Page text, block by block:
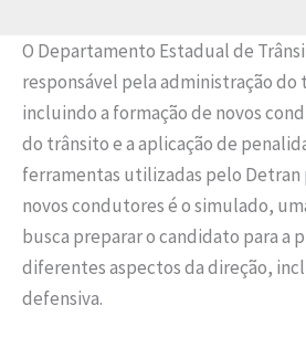
O Departamento Estadual de
responsável pela administração do
incluindo a formação de novos
do trânsito e a aplicação de
ferramentas utilizadas pelo Detran
novos condutores é o simulado,
busca preparar o candidato para a
diferentes aspectos da direção,
defensiva.